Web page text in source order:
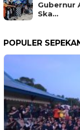
Gubernur
Ska…
POPULER